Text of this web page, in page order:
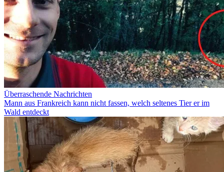
Überraschende Nachrichten
Mann aus Frankreich kann nicht fassen, welch seltenes Tier er im
Wald entdeckt